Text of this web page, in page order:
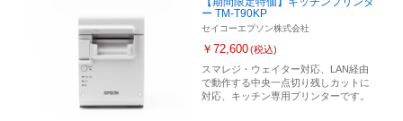
ー TM-T90KP
セイコーエプソン株式会社
￥72,600(税込)
スマレジ・ウェイター対応、LAN経由
で動作する中央一点切り残しカットに
対応、キッチン専用プリンターです。